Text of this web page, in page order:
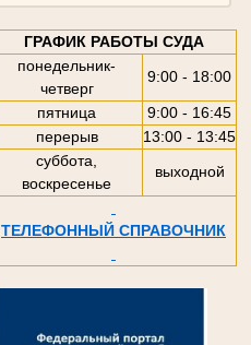
ГРАФИК РАБОТЫ СУДА
понедельник-
четверг
9:00 - 18:00
пятница
9:00 - 16:45
перерыв
13:00 - 13:45
суббота,
воскресенье
выходной
ТЕЛЕФОННЫЙ СПРАВОЧНИК